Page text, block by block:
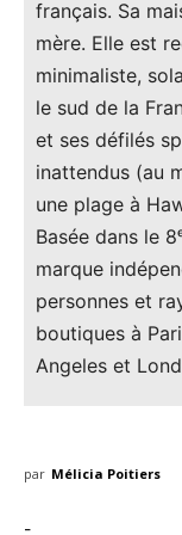
français. Sa
mère. Elle est
minimaliste,
le sud de la
et ses défilés
inattendus (au
une plage à
Basée dans le
marque
personnes et
boutiques à
Angeles et
par Mélicia Poitiers
-